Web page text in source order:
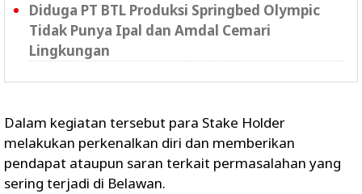
Diduga PT BTL Produksi Springbed Olympic
Tidak Punya Ipal dan Amdal Cemari
Lingkungan
Dalam kegiatan tersebut para Stake Holder
melakukan perkenalkan diri dan memberikan
pendapat ataupun saran terkait permasalahan yang
sering terjadi di Belawan.